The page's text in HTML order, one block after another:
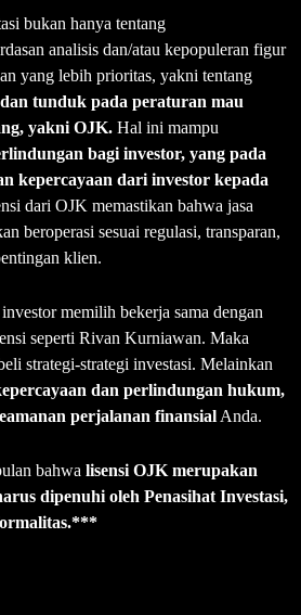
bukan hanya tentang
analisis dan/atau kepopuleran figur
yang lebih prioritas, yakni tentang
tunduk pada peraturan mau
yakni OJK. Hal ini mampu
bagi investor, yang pada
kepercayaan dari investor kepada
dari OJK memastikan bahwa jasa
beroperasi sesuai regulasi, transparan,
klien.
memilih bekerja sama dengan
seperti Rivan Kurniawan. Maka
strategi-strategi investasi. Melainkan
dan perlindungan hukum,
perjalanan finansial Anda.
bahwa lisensi OJK merupakan
dipenuhi oleh Penasihat Investasi,